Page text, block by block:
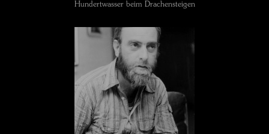
Hundertwasser beim Drachensteigen